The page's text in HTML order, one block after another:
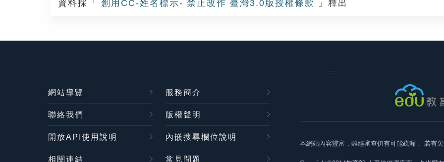
資料採「
創用CC-姓名標示- 禁止改作 臺灣3.0版授權條款 」釋出
:::
網站導覽 服務簡介
聯絡我們 版權聲明
開放API使用說明 內嵌搜尋欄位說明
相關連結 常見問題
本網站內容豐富，雖經審查仍有可能疏漏， 若有